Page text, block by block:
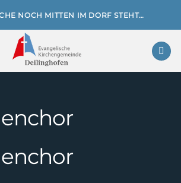
NOCH MITTEN IM DORF STEHT…